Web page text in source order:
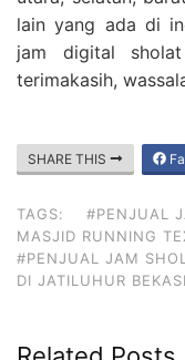
lain yang ada di
jam digital
terimakasih,
SHARE THIS
TAGS:
#PENJUAL
MASJID RUNNING
#PENJUAL JAM
DI JATILUHUR BEKASI